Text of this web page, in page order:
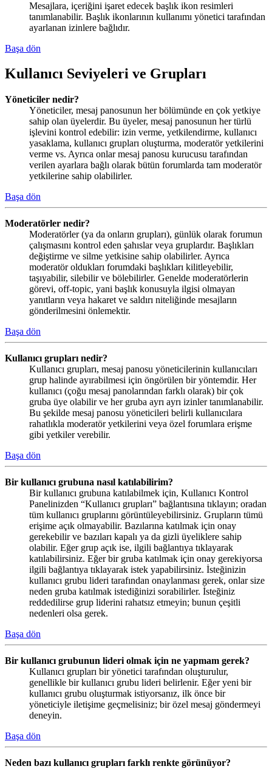
Mesajlara, içeriğini işaret edecek başlık ikon resimleri
tanımlanabilir. Başlık ikonlarının kullanımı yönetici tarafından
ayarlanan izinlere bağlıdır.
Başa dön
Kullanıcı Seviyeleri ve Grupları
Yöneticiler nedir?
Yöneticiler, mesaj panosunun her bölümünde en çok yetkiye
sahip olan üyelerdir. Bu üyeler, mesaj panosunun her türlü
işlevini kontrol edebilir: izin verme, yetkilendirme, kullanıcı
yasaklama, kullanıcı grupları oluşturma, moderatör yetkilerini
verme vs. Ayrıca onlar mesaj panosu kurucusu tarafından
verilen ayarlara bağlı olarak bütün forumlarda tam moderatör
yetkilerine sahip olabilirler.
Başa dön
Moderatörler nedir?
Moderatörler (ya da onların grupları), günlük olarak forumun
çalışmasını kontrol eden şahıslar veya gruplardır. Başlıkları
değiştirme ve silme yetkisine sahip olabilirler. Ayrıca
moderatör oldukları forumdaki başlıkları kilitleyebilir,
taşıyabilir, silebilir ve bölebilirler. Genelde moderatörlerin
görevi, off-topic, yani başlık konusuyla ilgisi olmayan
yanıtların veya hakaret ve saldırı niteliğinde mesajların
gönderilmesini önlemektir.
Başa dön
Kullanıcı grupları nedir?
Kullanıcı grupları, mesaj panosu yöneticilerinin kullanıcıları
grup halinde ayırabilmesi için öngörülen bir yöntemdir. Her
kullanıcı (çoğu mesaj panolarından farklı olarak) bir çok
gruba üye olabilir ve her gruba ayrı ayrı izinler tanımlanabilir.
Bu şekilde mesaj panosu yöneticileri belirli kullanıcılara
rahatlıkla moderatör yetkilerini veya özel forumlara erişme
gibi yetkiler verebilir.
Başa dön
Bir kullanıcı grubuna nasıl katılabilirim?
Bir kullanıcı grubuna katılabilmek için, Kullanıcı Kontrol
Panelinizden “Kullanıcı grupları” bağlantısına tıklayın; oradan
tüm kullanıcı gruplarını görüntüleyebilirsiniz. Grupların tümü
erişime açık olmayabilir. Bazılarına katılmak için onay
gerekebilir ve bazıları kapalı ya da gizli üyeliklere sahip
olabilir. Eğer grup açık ise, ilgili bağlantıya tıklayarak
katılabilirsiniz. Eğer bir gruba katılmak için onay gerekiyorsa
ilgili bağlantıya tıklayarak istek yapabilirsiniz. İsteğinizin
kullanıcı grubu lideri tarafından onaylanması gerek, onlar size
neden gruba katılmak istediğinizi sorabilirler. İsteğiniz
reddedilirse grup liderini rahatsız etmeyin; bunun çeşitli
nedenleri olsa gerek.
Başa dön
Bir kullanıcı grubunun lideri olmak için ne yapmam gerek?
Kullanıcı grupları bir yönetici tarafından oluşturulur,
genellikle bir kullanıcı grubu lideri belirlenir. Eğer yeni bir
kullanıcı grubu oluşturmak istiyorsanız, ilk önce bir
yöneticiyle iletişime geçmelisiniz; bir özel mesaj göndermeyi
deneyin.
Başa dön
Neden bazı kullanıcı grupları farklı renkte görünüyor?